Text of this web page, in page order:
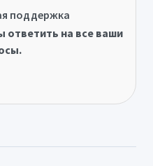
поддержка
ответить на все ваши